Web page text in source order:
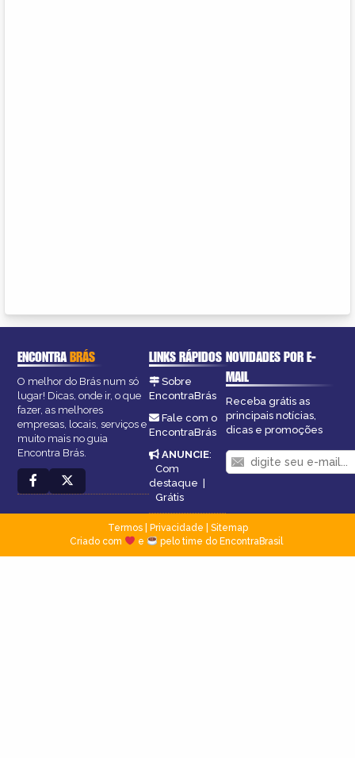
ENCONTRABRÁS
O melhor do Brás num só
lugar! Dicas, onde ir, o que
fazer, as melhores
empresas, locais, serviços e
muito mais no guia
Encontra Brás.
LINKS RÁPIDOS
Sobre
EncontraBrás
Fale com o
EncontraBrás
ANUNCIE:
Com
destaque
Grátis
NOVIDADES POR E-
MAIL
Receba grátis as
principais notícias,
dicas e promoções
Termos| Privacidade
Sitemap
Criado com
e pelo time do EncontraBrasil